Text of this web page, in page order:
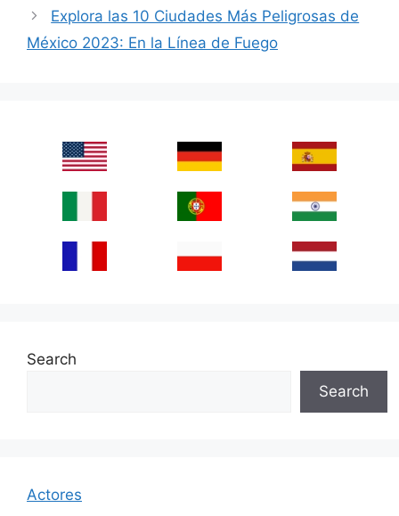
Explora las 10 Ciudades Más Peligrosas de
México 2023: En la Línea de Fuego
Search
Search
Actores